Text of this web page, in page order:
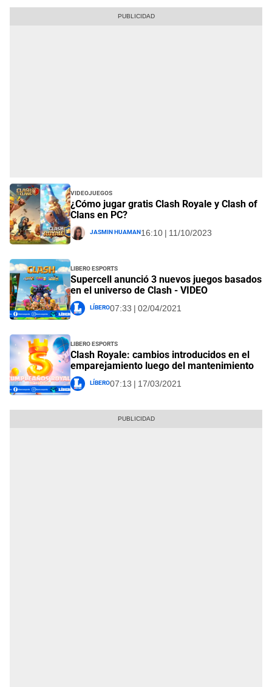
Videojuegos
¿Cómo jugar gratis Clash Royale y Clash of
Clans en PC?
Jasmin Huaman16:10 | 11/10/2023
Libero Esports
Supercell anunció 3 nuevos juegos basados
en el universo de Clash - VIDEO
Líbero07:33 | 02/04/2021
Libero Esports
Clash Royale: cambios introducidos en el
emparejamiento luego del mantenimiento
Líbero07:13 | 17/03/2021